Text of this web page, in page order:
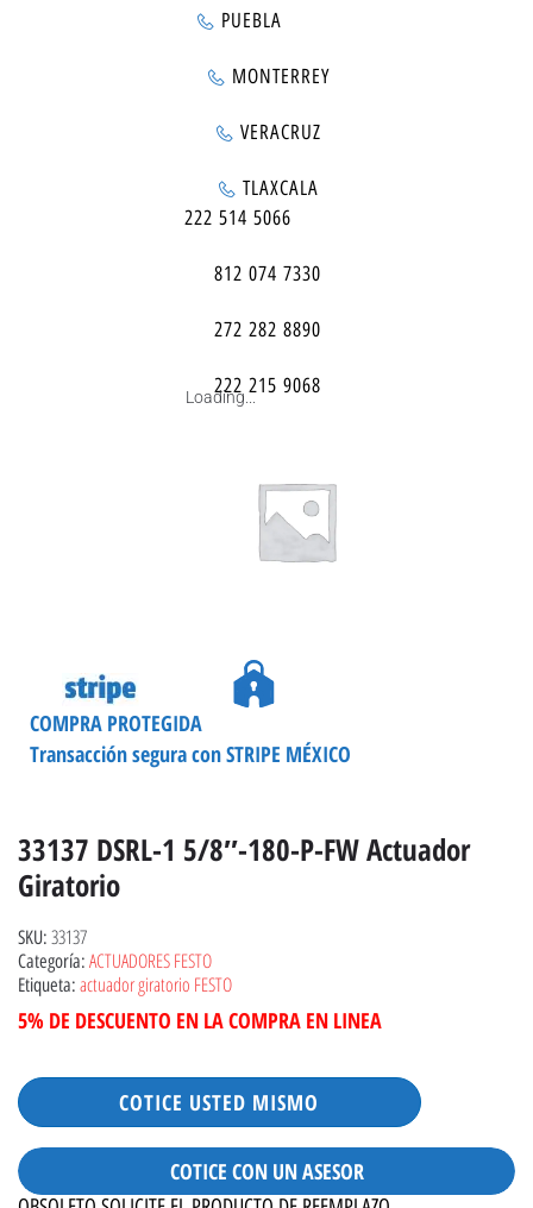
PUEBLA
MONTERREY
VERACRUZ
TLAXCALA
222 514 5066
812 074 7330
272 282 8890
222 215 9068
Loading...
Transacción segura con STRIPE MÉXICO
COMPRA PROTEGIDA
33137 DSRL-1 5/8″-180-P-FW Actuador
Giratorio
SKU: 33137
Categoría: ACTUADORES FESTO
Etiqueta: actuador giratorio FESTO
5% DE DESCUENTO EN LA COMPRA EN LINEA
COTICE USTED MISMO
COTICE CON UN ASESOR